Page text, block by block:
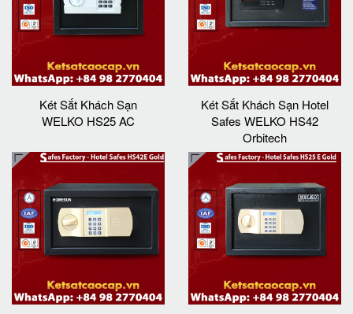
Két Sắt Khách Sạn
WELKO HS25 AC
Két Sắt Khách Sạn Hotel
Safes WELKO HS42
Orbitech